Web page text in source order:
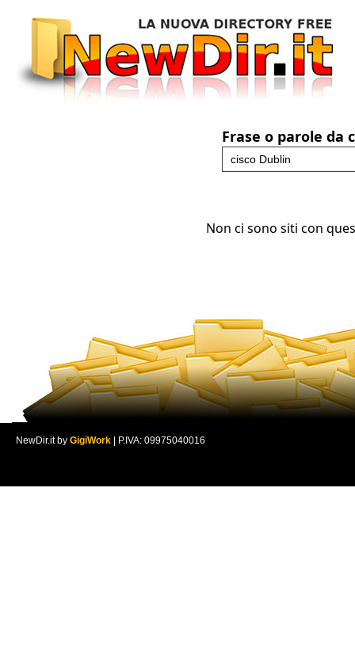
Frase o parole da
Non ci sono siti con
NewDir.it by GigiWork | P.IVA: 09975040016